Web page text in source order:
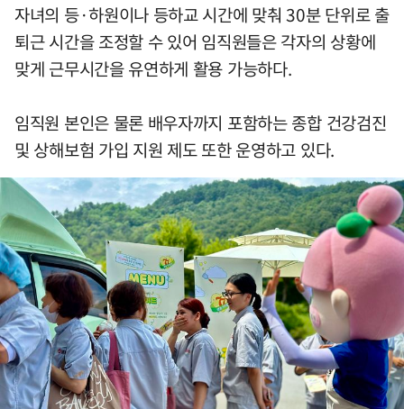
자녀의 등·하원이나 등하교 시간에 맞춰 30분 단위로 출
퇴근 시간을 조정할 수 있어 임직원들은 각자의 상황에
맞게 근무시간을 유연하게 활용 가능하다.
임직원 본인은 물론 배우자까지 포함하는 종합 건강검진
및 상해보험 가입 지원 제도 또한 운영하고 있다.